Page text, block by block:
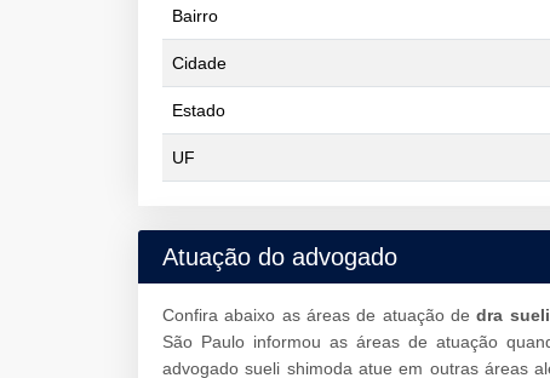
Bairro
Cidade
Estado
UF
Atuação do advogado
Confira abaixo as áreas de atuação dedra
São Paulo informou as áreas de atuação
advogado sueli shimoda atue em outras áreas